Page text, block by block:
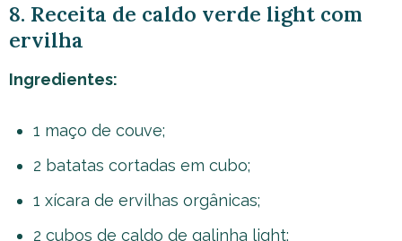
8. Receita de caldo verde light com
ervilha
Ingredientes:
1 maço de couve;
2 batatas cortadas em cubo;
1 xícara de ervilhas orgânicas;
2 cubos de caldo de galinha light;